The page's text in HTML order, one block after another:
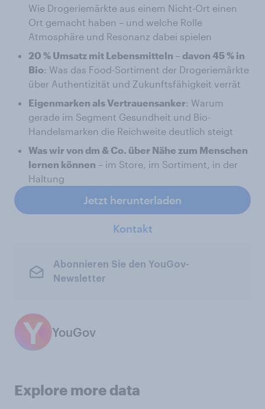
Wie Drogeriemärkte aus einem Nicht-Ort einen
Ort gemacht haben – und welche Rolle
Atmosphäre und Resonanz dabei spielen
20 % Umsatz mit Lebensmitteln – davon 45 % in
Bio: Was das Food-Sortiment der Drogeriemärkte
über Authentizität und Zukunftsfähigkeit verrät
Eigenmarken als Vertrauensanker: Warum
gerade im Segment Gesundheit und Bio-
Handelsmarken die Reichweite deutlich steigt
Was wir von dm & Co. über Nähe zum Menschen
lernen können – im Store, im Sortiment, in der
Haltung
Jetzt herunterladen
Kontakt
Abonnieren Sie den YouGov-
Newsletter
YouGov
Explore more data